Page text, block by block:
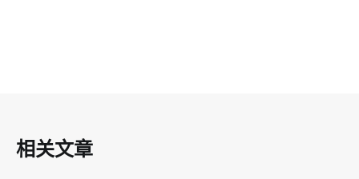
相关文章